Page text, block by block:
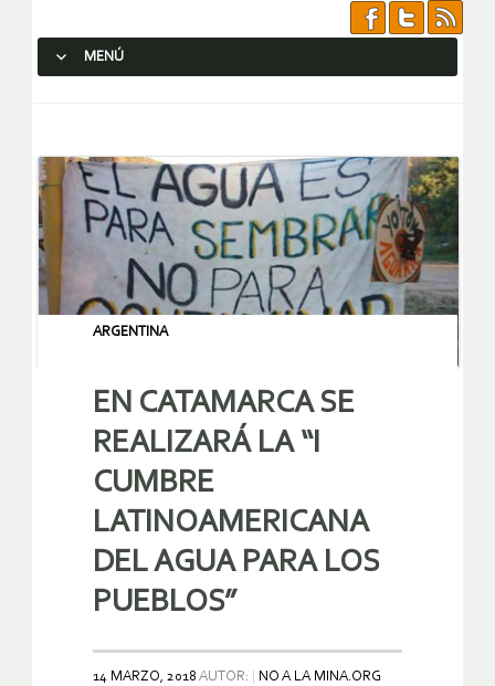
MENÚ
ARGENTINA
EN CATAMARCA SE
REALIZARÁ LA “I
CUMBRE
LATINOAMERICANA
DEL AGUA PARA LOS
PUEBLOS”
14 MARZO, 2018 AUTOR: NO A LA MINA.ORG